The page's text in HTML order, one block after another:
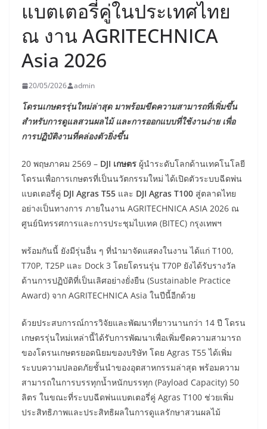
แบตเตอรี่คู่ในประเทศไทย
ณ งาน AGRITECHNICA
Asia 2026
20/05/2026 admin
โดรนเกษตรรุ่นใหม่ล่าสุด มาพร้อมขีดความสามารถที่เพิ่มขึ้น
สำหรับการดูแลสวนผลไม้ และการออกแบบที่ใช้งานง่าย เพื่อ
การปฏิบัติงานที่คล่องตัวยิ่งขึ้น
20 พฤษภาคม 2569 – DJI เกษตร ผู้นำระดับโลกด้านเทคโนโลยี
โดรนเพื่อการเกษตรที่เป็นนวัตกรรมใหม่ ได้เปิดตัวระบบฉีดพ่น
แบตเตอรี่คู่ DJI Agras T55 และ DJI Agras T100 สู่ตลาดไทย
อย่างเป็นทางการ ภายในงาน AGRITECHNICA ASIA 2026 ณ
ศูนย์นิทรรศการและการประชุมไบเทค (BITEC) กรุงเทพฯ
พร้อมกันนี้ ยังมีรุ่นอื่น ๆ ที่นำมาจัดแสดงในงาน ได้แก่ T100,
T70P, T25P และ Dock 3 โดยโดรนรุ่น T70P ยังได้รับรางวัล
ด้านการปฏิบัติที่เป็นเลิศอย่างยั่งยืน (Sustainable Practice
Award) จาก AGRITECHNICA Asia ในปีนี้อีกด้วย
ด้วยประสบการณ์การวิจัยและพัฒนาที่ยาวนานกว่า 14 ปี โดรน
เกษตรรุ่นใหม่เหล่านี้ได้รับการพัฒนาเพื่อเพิ่มขีดความสามารถ
ของโดรนเกษตรยอดนิยมของบริษัท โดย Agras T55 ได้เพิ่ม
ระบบความปลอดภัยชั้นนำของอุตสาหกรรมล่าสุด พร้อมความ
สามารถในการบรรทุกน้ำหนักบรรทุก (Payload Capacity) 50
ลิตร ในขณะที่ระบบฉีดพ่นแบตเตอรี่คู่ Agras T100 ช่วยเพิ่ม
ประสิทธิภาพและประสิทธิผลในการดูแลรักษาสวนผลไม้